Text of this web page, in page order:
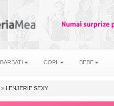
BARBATI COPII BEBE
» LENJERIE SEXY